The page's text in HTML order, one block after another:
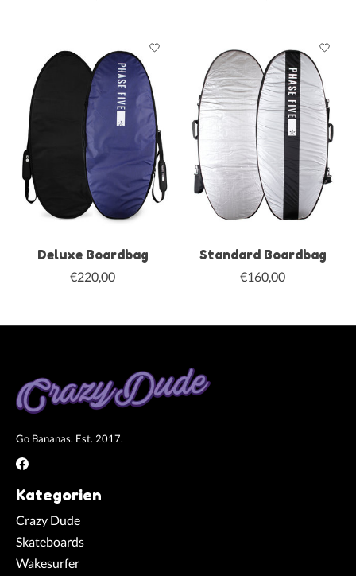
Deluxe Boardbag
€220,00
Standard Boardbag
€160,00
Go Bananas. Est. 2017.
Kategorien
Crazy Dude
Skateboards
Wakesurfer